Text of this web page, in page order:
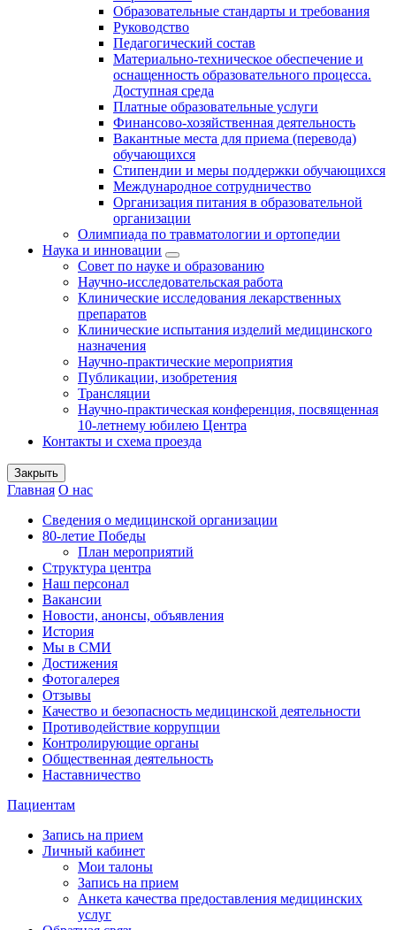
Образовательные стандарты и требования
Руководство
Педагогический состав
Материально-техническое обеспечение и
оснащенность образовательного процесса.
Доступная среда
Платные образовательные услуги
Финансово-хозяйственная деятельность
Вакантные места для приема (перевода)
обучающихся
Стипендии и меры поддержки обучающихся
Международное сотрудничество
Организация питания в образовательной
организации
Олимпиада по травматологии и ортопедии
Наука и инновации
Совет по науке и образованию
Научно-исследовательская работа
Клинические исследования лекарственных
препаратов
Клинические испытания изделий медицинского
назначения
Научно-практические мероприятия
Публикации, изобретения
Трансляции
Научно-практическая конференция, посвященная
10-летнему юбилею Центра
Контакты и схема проезда
Закрыть
Главная О нас
Сведения о медицинской организации
80-летие Победы
План мероприятий
Структура центра
Наш персонал
Вакансии
Новости, анонсы, объявления
История
Мы в СМИ
Достижения
Фотогалерея
Отзывы
Качество и безопасность медицинской деятельности
Противодействие коррупции
Контролирующие органы
Общественная деятельность
Наставничество
Пациентам
Запись на прием
Личный кабинет
Мои талоны
Запись на прием
Анкета качества предоставления медицинских
услуг